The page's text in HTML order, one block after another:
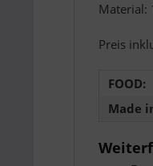
Material:
Preis
FOOD:
Made